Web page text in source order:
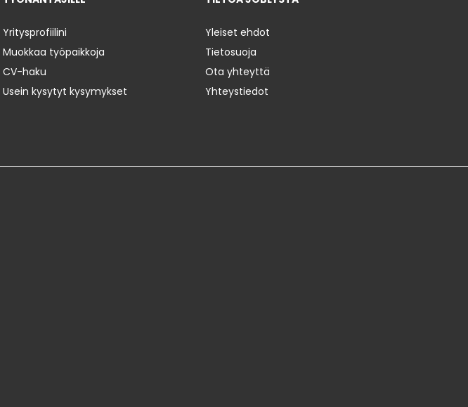
Yritysprofiilini
Muokkaa työpaikkoja
CV-haku
Usein kysytyt kysymykset
Yleiset ehdot
Tietosuoja
Ota yhteyttä
Yhteystiedot